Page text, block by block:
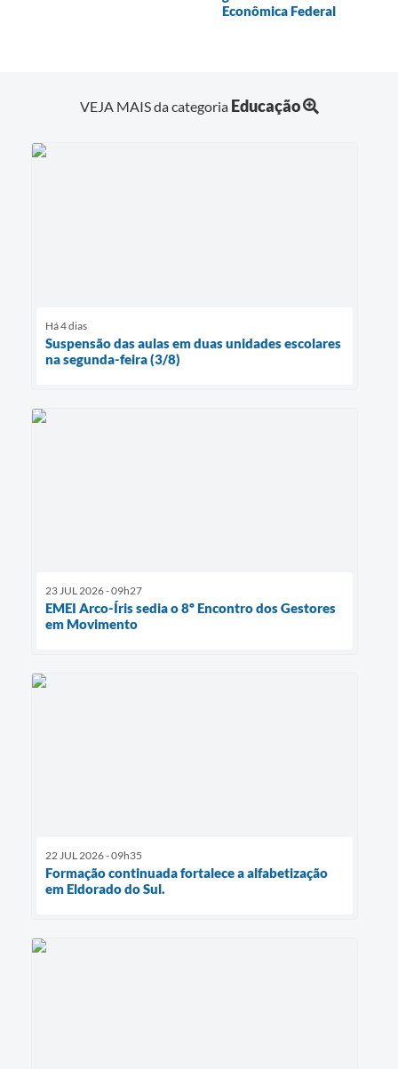
Econômica Federal
VEJA MAIS da categoria Educação
Há 4 dias
Suspensão das aulas em duas unidades escolares
na segunda-feira (3/8)
23 JUL 2026 - 09h27
EMEI Arco-Íris sedia o 8º Encontro dos Gestores
em Movimento
22 JUL 2026 - 09h35
Formação continuada fortalece a alfabetização
em Eldorado do Sul.